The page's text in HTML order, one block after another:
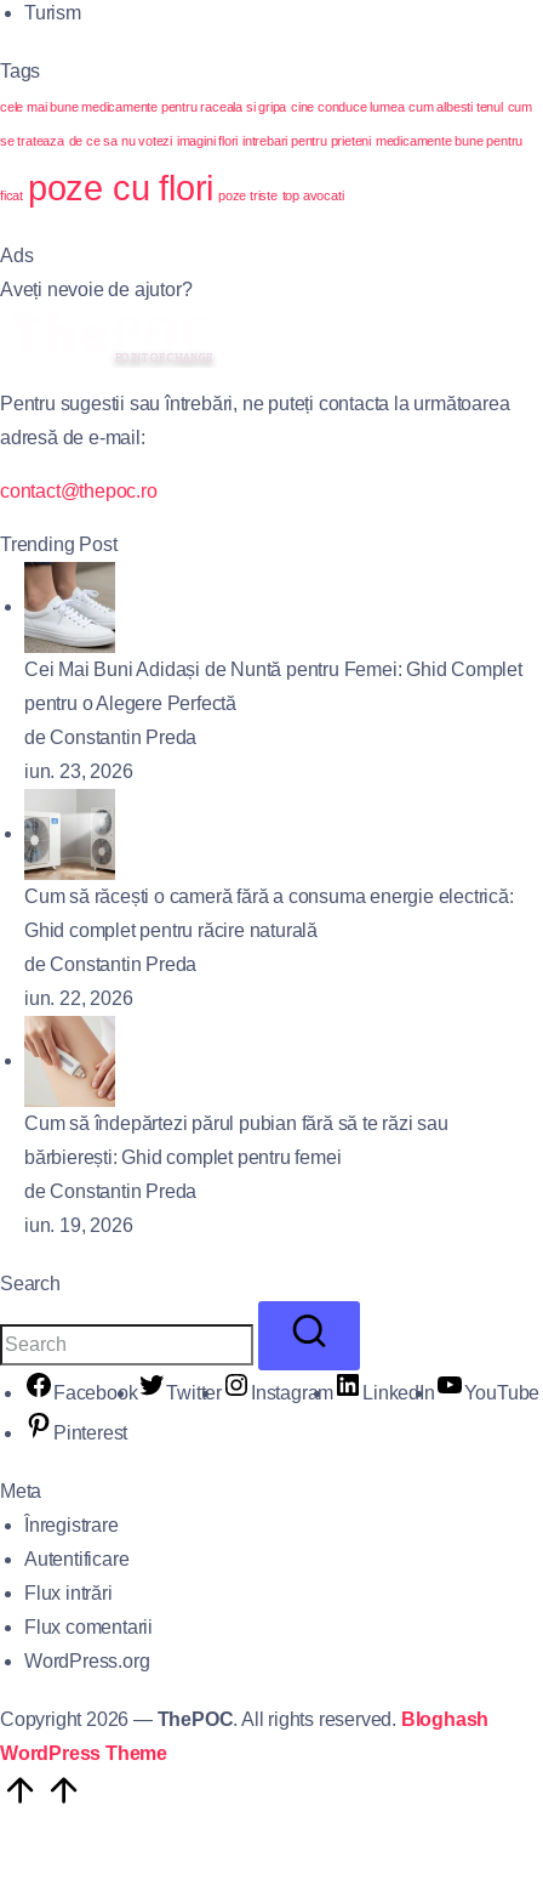
Turism
Tags
cele mai bune medicamente pentru raceala si gripa cine conduce lumea cum albesti tenul cum
se trateaza de ce sa nu votezi imagini flori intrebari pentru prieteni medicamente bune pentru
ficat poze cu flori poze triste top avocati
Ads
Aveți nevoie de ajutor?
Pentru sugestii sau întrebări, ne puteți contacta la următoarea
adresă de e-mail:
contact@thepoc.ro
Trending Post
Cei Mai Buni Adidași de Nuntă pentru Femei: Ghid Complet
pentru o Alegere Perfectă
de Constantin Preda
iun. 23, 2026
Cum să răcești o cameră fără a consuma energie electrică:
Ghid complet pentru răcire naturală
de Constantin Preda
iun. 22, 2026
Cum să îndepărtezi părul pubian fără să te răzi sau
bărbierești: Ghid complet pentru femei
de Constantin Preda
iun. 19, 2026
Search
Facebook Twitter Instagram LinkedIn
YouTube
Pinterest
Meta
Înregistrare
Autentificare
Flux intrări
Flux comentarii
WordPress.org
Copyright 2026 — ThePOC. All rights reserved. Bloghash
WordPress Theme